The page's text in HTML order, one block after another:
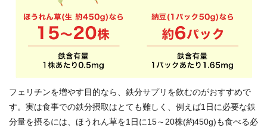
フェリチンを増やす目的なら、鉄分サプリを飲むのがおすすめで
す。実は食事での鉄分摂取はとても難しく、例えば1日に必要な鉄
分量を摂るには、ほうれん草を1日に15～20株(約450g)も食べる必